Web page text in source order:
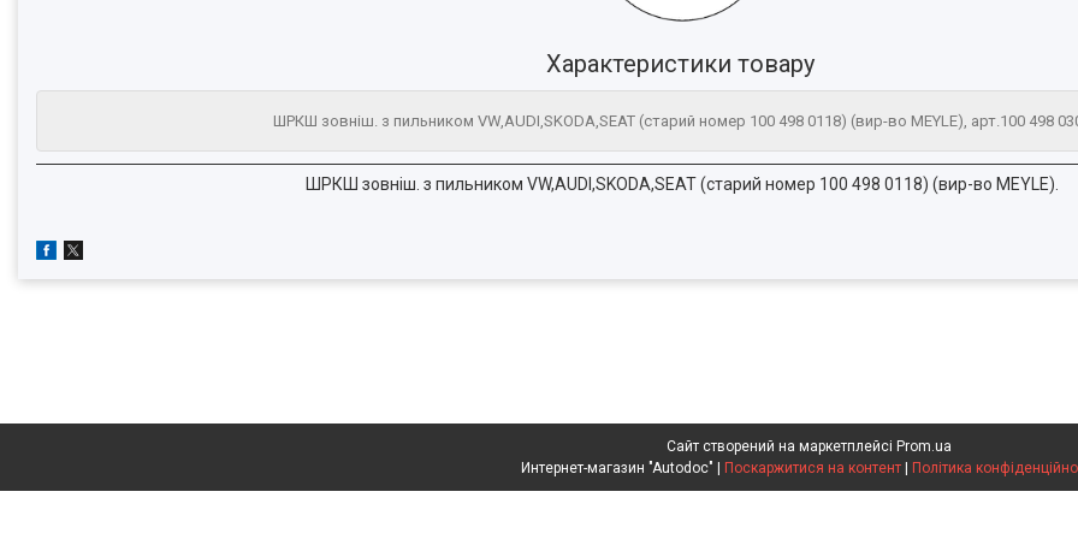
Характеристики товару
ШРКШ зовніш. з пильником VW,AUDI,SKODA,SEAT (старий номер 100 498 0118) (вир-во MEYLE), арт.100 498
ШРКШ зовніш. з пильником VW,AUDI,SKODA,SEAT (старий номер 100 498 0118) (вир-во MEYLE).
Сайт створений на маркетплейсі Prom.ua
Поскаржитися на контент Політика